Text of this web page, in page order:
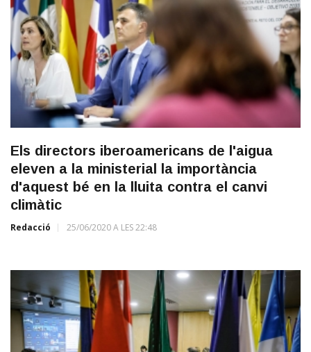
Els directors iberoamericans de l'aigua
eleven a la ministerial la importància
d'aquest bé en la lluita contra el canvi
climàtic
Redacció 25/06/2020 A LES 22:48